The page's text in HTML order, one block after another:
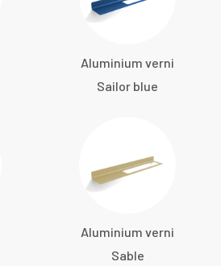
Aluminium verni
Sailor blue
Aluminium verni
Sable